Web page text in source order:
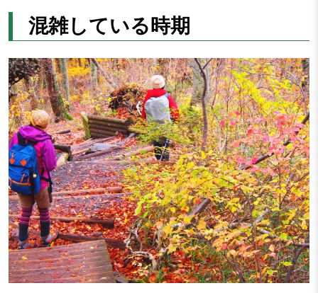
混雑している時期